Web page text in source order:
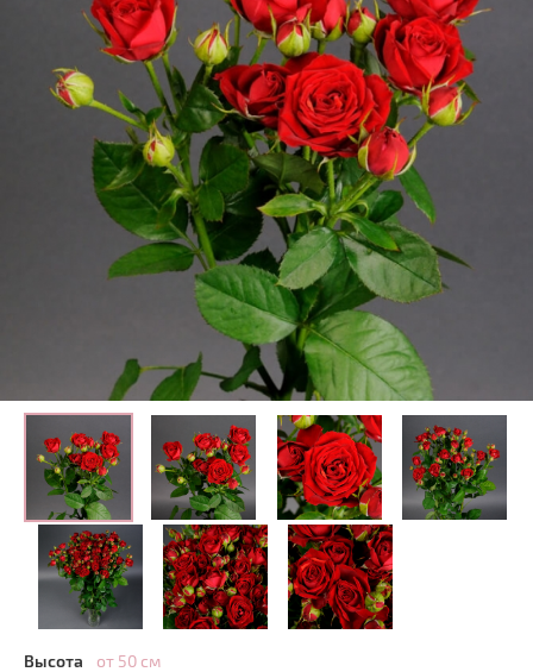
Высота
от 50 см